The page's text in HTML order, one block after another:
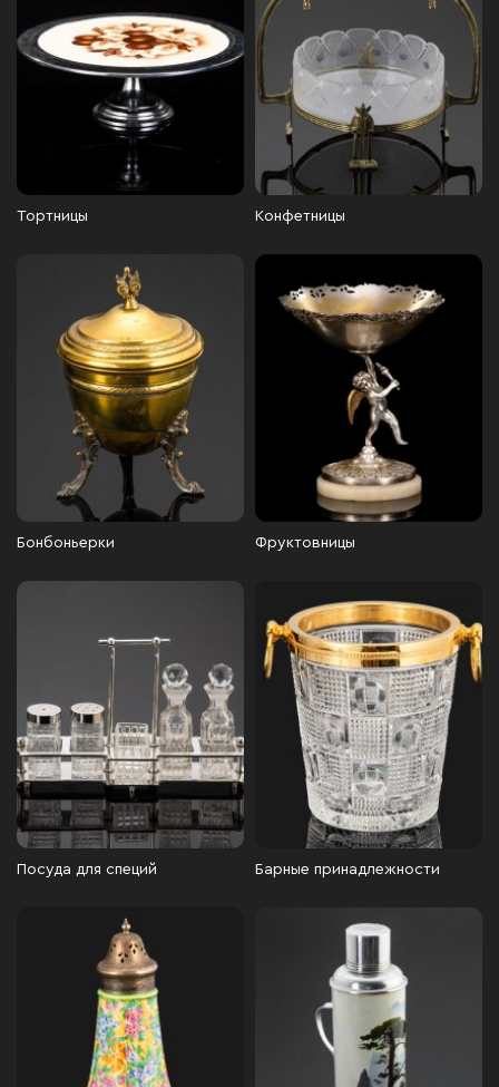
Тортницы Конфетницы
Бонбоньерки Фруктовницы
Посуда для специй Барные принадлежности